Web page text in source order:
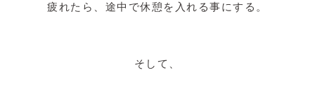
疲れたら、途中で休憩を入れる事にする。
そして、